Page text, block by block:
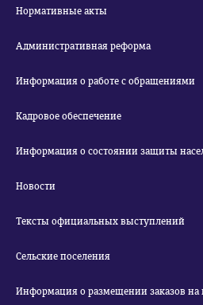
Нормативные акты
Административная реформа
Информация о работе с обращениями
Кадровое обеспечение
Информация о состоянии защиты
Новости
Тексты официальных выступлений
Сельские поселения
Информация о размещении заказов на